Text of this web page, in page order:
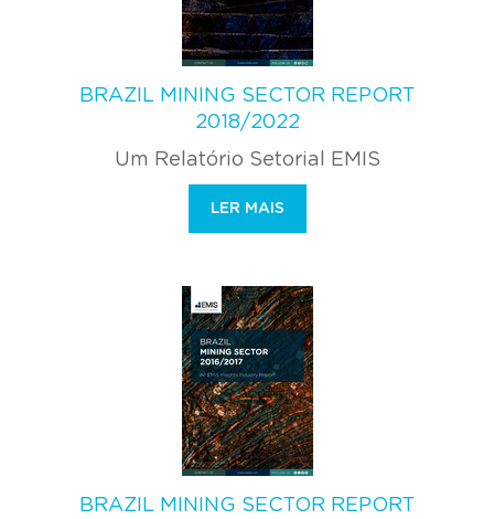
BRAZIL MINING SECTOR REPORT
2018/2022
Um Relatório Setorial EMIS
LER MAIS
BRAZIL MINING SECTOR REPORT